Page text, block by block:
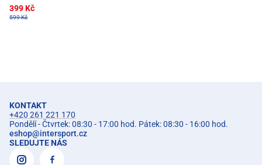
399 Kč
599 Kč
KONTAKT
+420 261 221 170
Pondělí - Čtvrtek: 08:30 - 17:00 hod. Pátek: 08:30 - 16:00 hod.
eshop@intersport.cz
SLEDUJTE NÁS